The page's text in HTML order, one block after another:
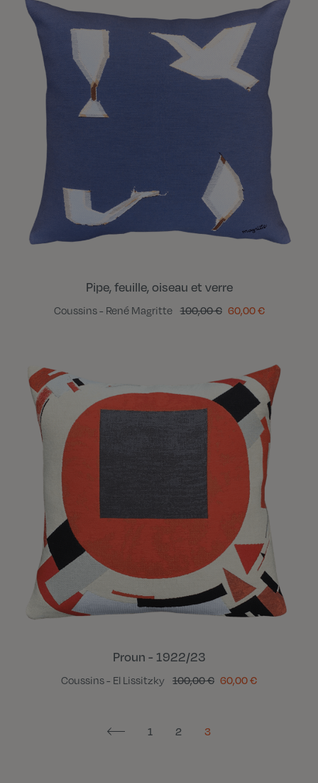
Pipe, feuille, oiseau et verre
Coussins - René Magritte 100,00 € 60,00 €
Proun - 1922/23
Coussins - El Lissitzky 100,00 € 60,00 €
1 2 3